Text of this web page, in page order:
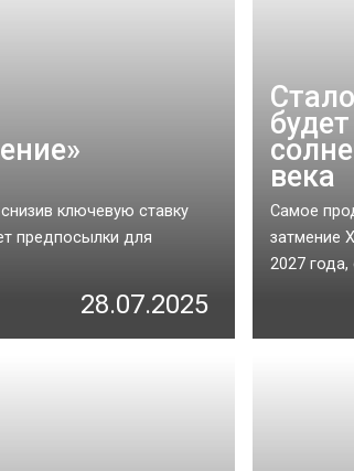
ключевую ставку
предпосылки для
28.07.2025
века
Самое
затмение
2027